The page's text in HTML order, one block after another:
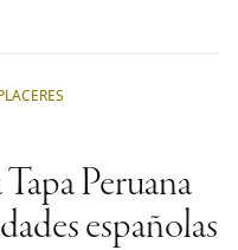
Peruana
españolas